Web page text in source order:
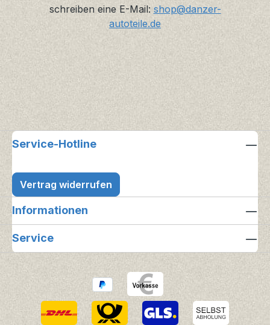
schreiben eine E-Mail: shop@danzer-
autoteile.de
Service-Hotline
Vertrag widerrufen
Informationen
Service